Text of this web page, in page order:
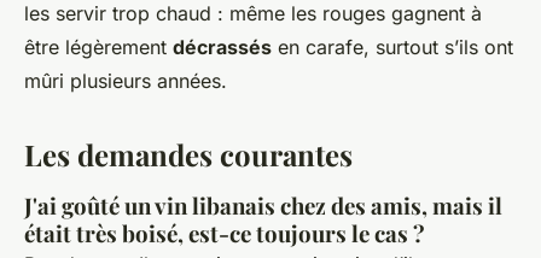
les servir trop chaud : même les rouges gagnent à
être légèrement décrassés en carafe, surtout s’ils ont
mûri plusieurs années.
Les demandes courantes
J'ai goûté un vin libanais chez des amis, mais il
était très boisé, est-ce toujours le cas ?